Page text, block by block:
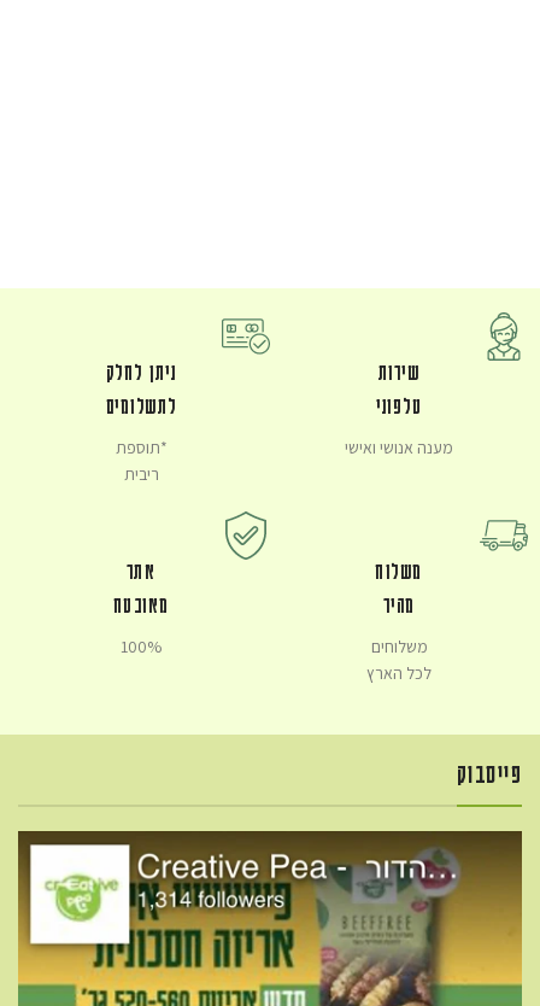
שירות
טלפוני
מענה אנושי ואישי
ניתן לחלק
לתשלומים
*תוספת
ריבית
משלוח
מהיר
משלוחים
לכל הארץ
אתר
מאובטח
100%
פייסבוק